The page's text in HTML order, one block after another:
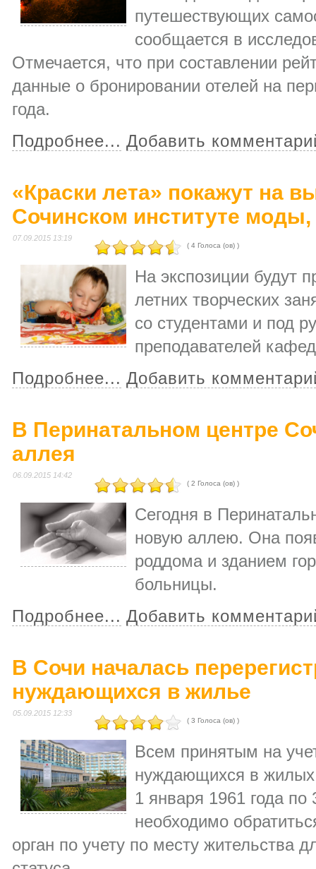
путешествующих
сообщается в
Отмечается, что при составлении
данные о бронировании отелей на
года.
Подробнее... Добавить
«Краски лета» покажут на
Сочинском институте моды,
07.09.2015 13:19
( 4 Голоса (ов) )
На экспозиции будут
летних творческих
со студентами и под
преподавателей
Подробнее... Добавить
В Перинатальном центре
аллея
06.09.2015 14:42
( 2 Голоса (ов) )
Сегодня в
новую аллею. Она
роддома и зданием
больницы.
Подробнее... Добавить
В Сочи началась
нуждающихся в жилье
05.09.2015 12:33
( 3 Голоса (ов) )
Всем принятым на
нуждающихся в
1 января 1961 года по
необходимо
орган по учету по месту жительства